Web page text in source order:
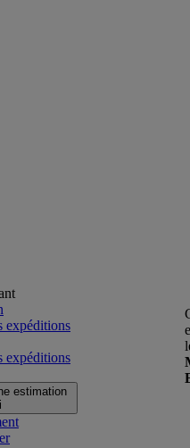
expéditions
expéditions
estimation